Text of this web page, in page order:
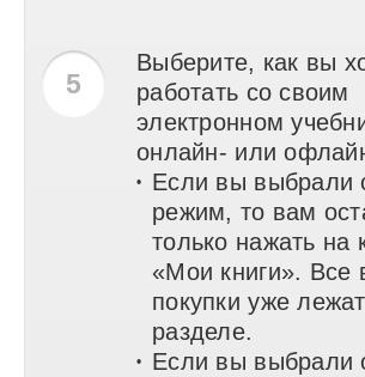
5
Выберите, как вы
работать со своим
электронном
онлайн- или
•
Если вы выбрали
режим, то вам
только нажать на
«Мои книги». Все
покупки уже
разделе.
•
Если вы выбрали